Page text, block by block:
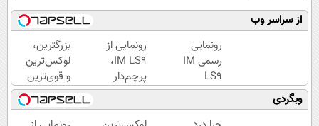
از سراسر وب
رونمایی
رسمی IM
LS9
لوکس‌ترین
EREV در
رونمایی از
IM LS9،
پرچم‌دار
فوق‌لوکس
EREV
بزرگترین،
لوکس‌ترین
و قوی‌ترین
شاسی بلند
EREV در
وبگردی